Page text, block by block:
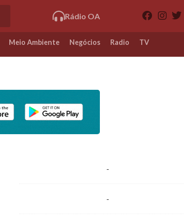
Rádio OA
Meio Ambiente Negócios Radio TV
-
-